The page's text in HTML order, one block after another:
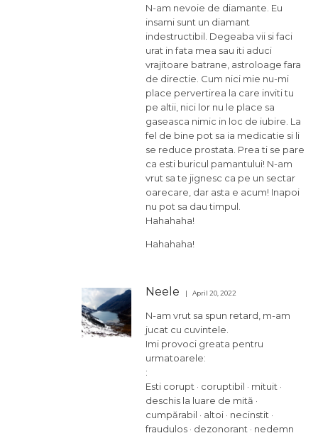
N-am nevoie de diamante. Eu
insami sunt un diamant
indestructibil. Degeaba vii si faci
urat in fata mea sau iti aduci
vrajitoare batrane, astroloage fara
de directie. Cum nici mie nu-mi
place pervertirea la care inviti tu
pe altii, nici lor nu le place sa
gaseasca nimic in loc de iubire. La
fel de bine pot sa ia medicatie si li
se reduce prostata. Prea ti se pare
ca esti buricul pamantului! N-am
vrut sa te jignesc ca pe un sectar
oarecare, dar asta e acum! Inapoi
nu pot sa dau timpul.
Hahahaha!
Hahahaha!
Neele April 20, 2022
N-am vrut sa spun retard, m-am
jucat cu cuvintele.
Imi provoci greata pentru
urmatoarele:
:
Esti corupt · coruptibil · mituit ·
deschis la luare de mită ·
cumpărabil · altoi · necinstit ·
fraudulos · dezonorant · nedemn